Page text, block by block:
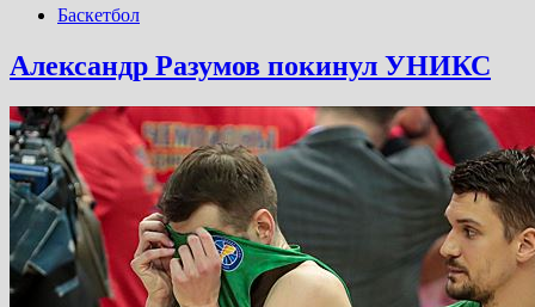
Баскетбол
Александр Разумов покинул УНИКС